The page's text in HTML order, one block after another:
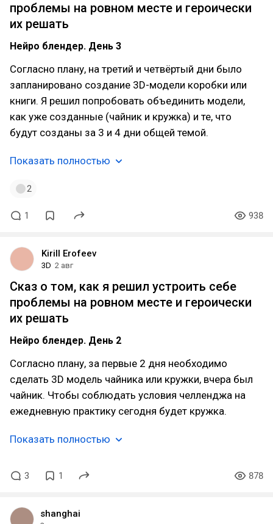
проблемы на ровном месте и героически
их решать
Нейро блендер. День 3
Согласно плану, на третий и четвёртый дни было
запланировано создание 3D-модели коробки или
книги. Я решил попробовать объединить модели,
как уже созданные (чайник и кружка) и те, что
будут созданы за 3 и 4 дни общей темой.
Показать полностью
2
1 938
Kirill Erofeev
3D 2 авг
Сказ о том, как я решил устроить себе
проблемы на ровном месте и героически
их решать
Нейро блендер. День 2
Согласно плану, за первые 2 дня необходимо
сделать 3D модель чайника или кружки, вчера был
чайник. Чтобы соблюдать условия челленджа на
ежедневную практику сегодня будет кружка.
Показать полностью
3 1 878
shanghai